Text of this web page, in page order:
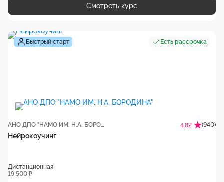
Смотреть курс
Быстрый старт Есть рассрочка
АНО ДПО "НАМО ИМ. Н.А. БОРОДИНА" 4.82 (940)
Нейрокоучинг
Дистанционная
19 500 ₽